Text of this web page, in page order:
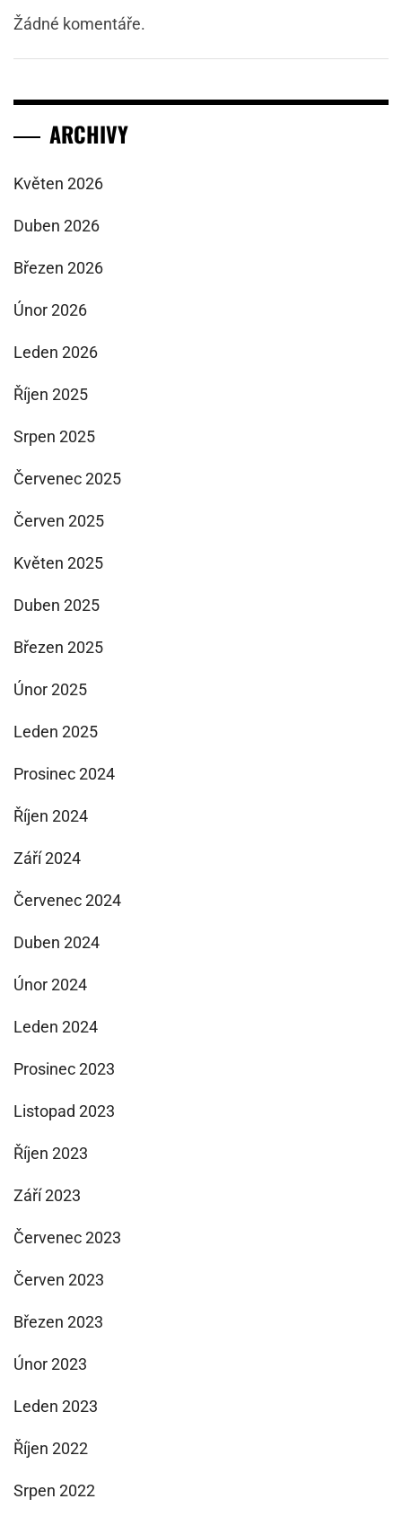
Žádné komentáře.
ARCHIVY
Květen 2026
Duben 2026
Březen 2026
Únor 2026
Leden 2026
Říjen 2025
Srpen 2025
Červenec 2025
Červen 2025
Květen 2025
Duben 2025
Březen 2025
Únor 2025
Leden 2025
Prosinec 2024
Říjen 2024
Září 2024
Červenec 2024
Duben 2024
Únor 2024
Leden 2024
Prosinec 2023
Listopad 2023
Říjen 2023
Září 2023
Červenec 2023
Červen 2023
Březen 2023
Únor 2023
Leden 2023
Říjen 2022
Srpen 2022